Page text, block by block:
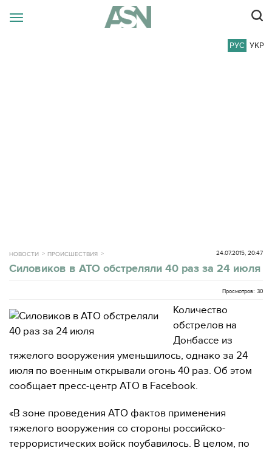
РУС УКР
НОВОСТИ ПРОИСШЕСТВИЯ 24.07.2015, 20:47
Силовиков в АТО обстреляли 40 раз за 24 июля
Просмотров: 30
Количество
обстрелов на
Донбассе из
тяжелого вооружения уменьшилось, однако за 24
июля по военным открывали огонь 40 раз. Об этом
сообщает пресс-центр АТО в Facebook.
«В зоне проведения АТО фактов применения
тяжелого вооружения со стороны российско-
террористических войск поубавилось. В целом, по